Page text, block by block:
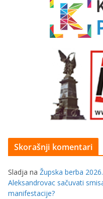
Skorašnji komentari
Sladja na Župska berba
Aleksandrovac sačuvati
manifestacije?